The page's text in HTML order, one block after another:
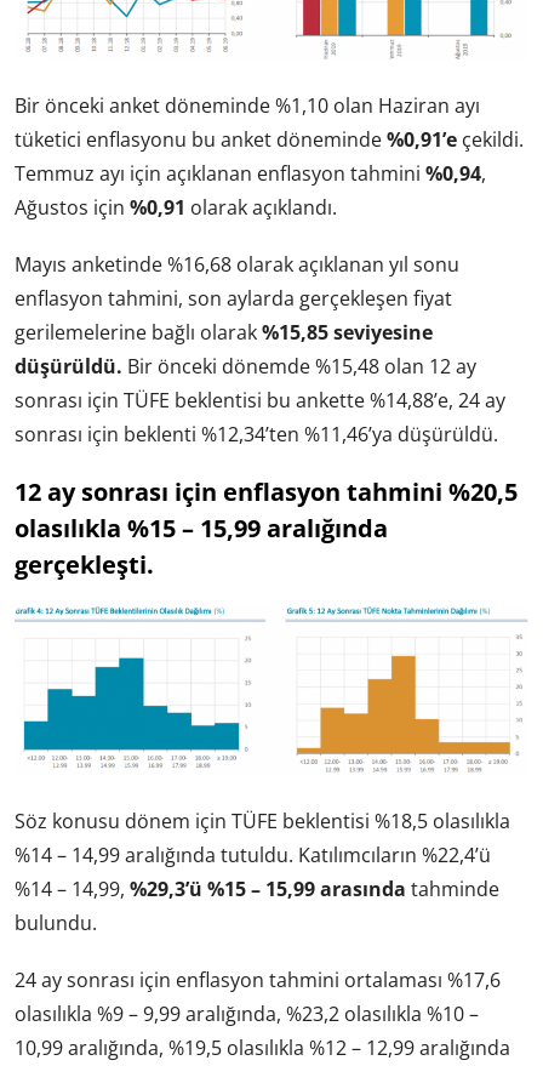
Bir önceki anket döneminde%1,10 olan Haziran ayı
tüketici enflasyonu bu anket döneminde%0,91’e çekildi.
Temmuz ayı için açıklanan enflasyon tahmini %0,94,
Ağustos için %0,91 olarak açıklandı.
Mayıs anketinde %16,68 olarak açıklanan yıl sonu
enflasyon tahmini, son aylarda gerçekleşen fiyat
gerilemelerine bağlı olarak%15,85 seviyesine
düşürüldü. Bir önceki dönemde %15,48 olan 12 ay
sonrası için TÜFE beklentisi bu ankette %14,88’e, 24 ay
sonrası için beklenti %12,34’ten %11,46’ya düşürüldü.
12 ay sonrası için enflasyon tahmini %20,5
olasılıkla %15 – 15,99 aralığında
gerçekleşti.
Söz konusu dönem için TÜFE beklentisi %18,5 olasılıkla
%14 – 14,99 aralığında tutuldu. Katılımcıların %22,4’ü
%14 – 14,99, %29,3’ü %15 – 15,99 arasında tahminde
bulundu.
24 ay sonrası için enflasyon tahmini ortalaması %17,6
olasılıkla %9 – 9,99 aralığında, %23,2 olasılıkla %10 –
10,99 aralığında, %19,5 olasılıkla %12 – 12,99 aralığında